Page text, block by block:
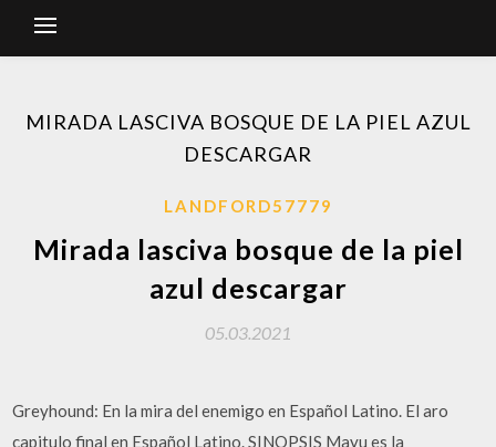
MIRADA LASCIVA BOSQUE DE LA PIEL AZUL
DESCARGAR
LANDFORD57779
Mirada lasciva bosque de la piel
azul descargar
05.03.2021
Greyhound: En la mira del enemigo en Español Latino. El aro
capitulo final en Español Latino. SINOPSIS Mayu es la